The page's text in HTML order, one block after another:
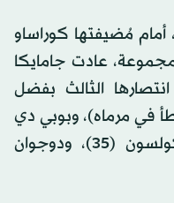
أمام مُضيفتها كوراساو
عادت جامايكا
الثالث بفضل
ليفيروك (24 بالخطأ في مرماه)، وبوبي دي
كوردوبا-ريد (26)، وشامار نيكولسون (35)، ودوجوان